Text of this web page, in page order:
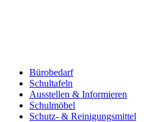
Bürobedarf
Schultafeln
Ausstellen & Informieren
Schulmöbel
Schutz- & Reinigungsmittel